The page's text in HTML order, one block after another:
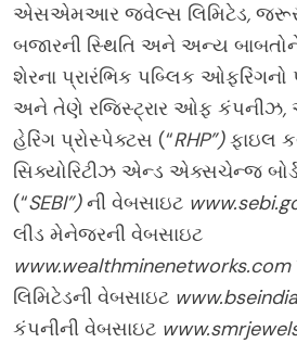
એસએમઆર જ્વેલ્સ લિમિટેડ,
બજારની સ્થિતિ અને અન્ય
શેરના પ્રારંભિક પબ્લિક ઓફરિંગનો
અને તેણે રજિસ્ટ્રાર ઓફ કંપનીઝ,
હેરિંગ પ્રોસ્પેક્ટસ (“RHP”)ફાઇલ
સિક્યોરિટીઝ એન્ડ એક્સચેન્જ
(“SEBI”)ની વેબસાઇટ
લીડ મેનેજરની વેબસાઇટ
www.wealthminenetworks.com
લિમિટેડની વેબસાઇટ
કંપનીની વેબસાઇટ